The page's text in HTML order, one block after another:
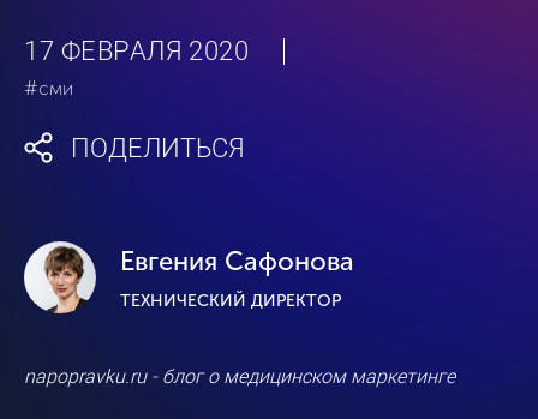
17 ФЕВРАЛЯ 2020
#сми
ПОДЕЛИТЬСЯ
Евгения Сафонова
ТЕХНИЧЕСКИЙ ДИРЕКТОР
napopravku.ru - блог о медицинском маркетинге